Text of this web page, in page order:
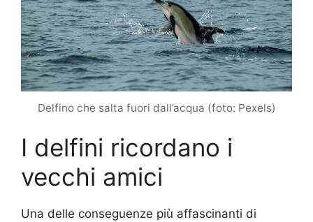
Delfino che salta fuori dall’acqua (foto: Pexels)
I delfini ricordano i
vecchi amici
Una delle conseguenze più affascinanti di